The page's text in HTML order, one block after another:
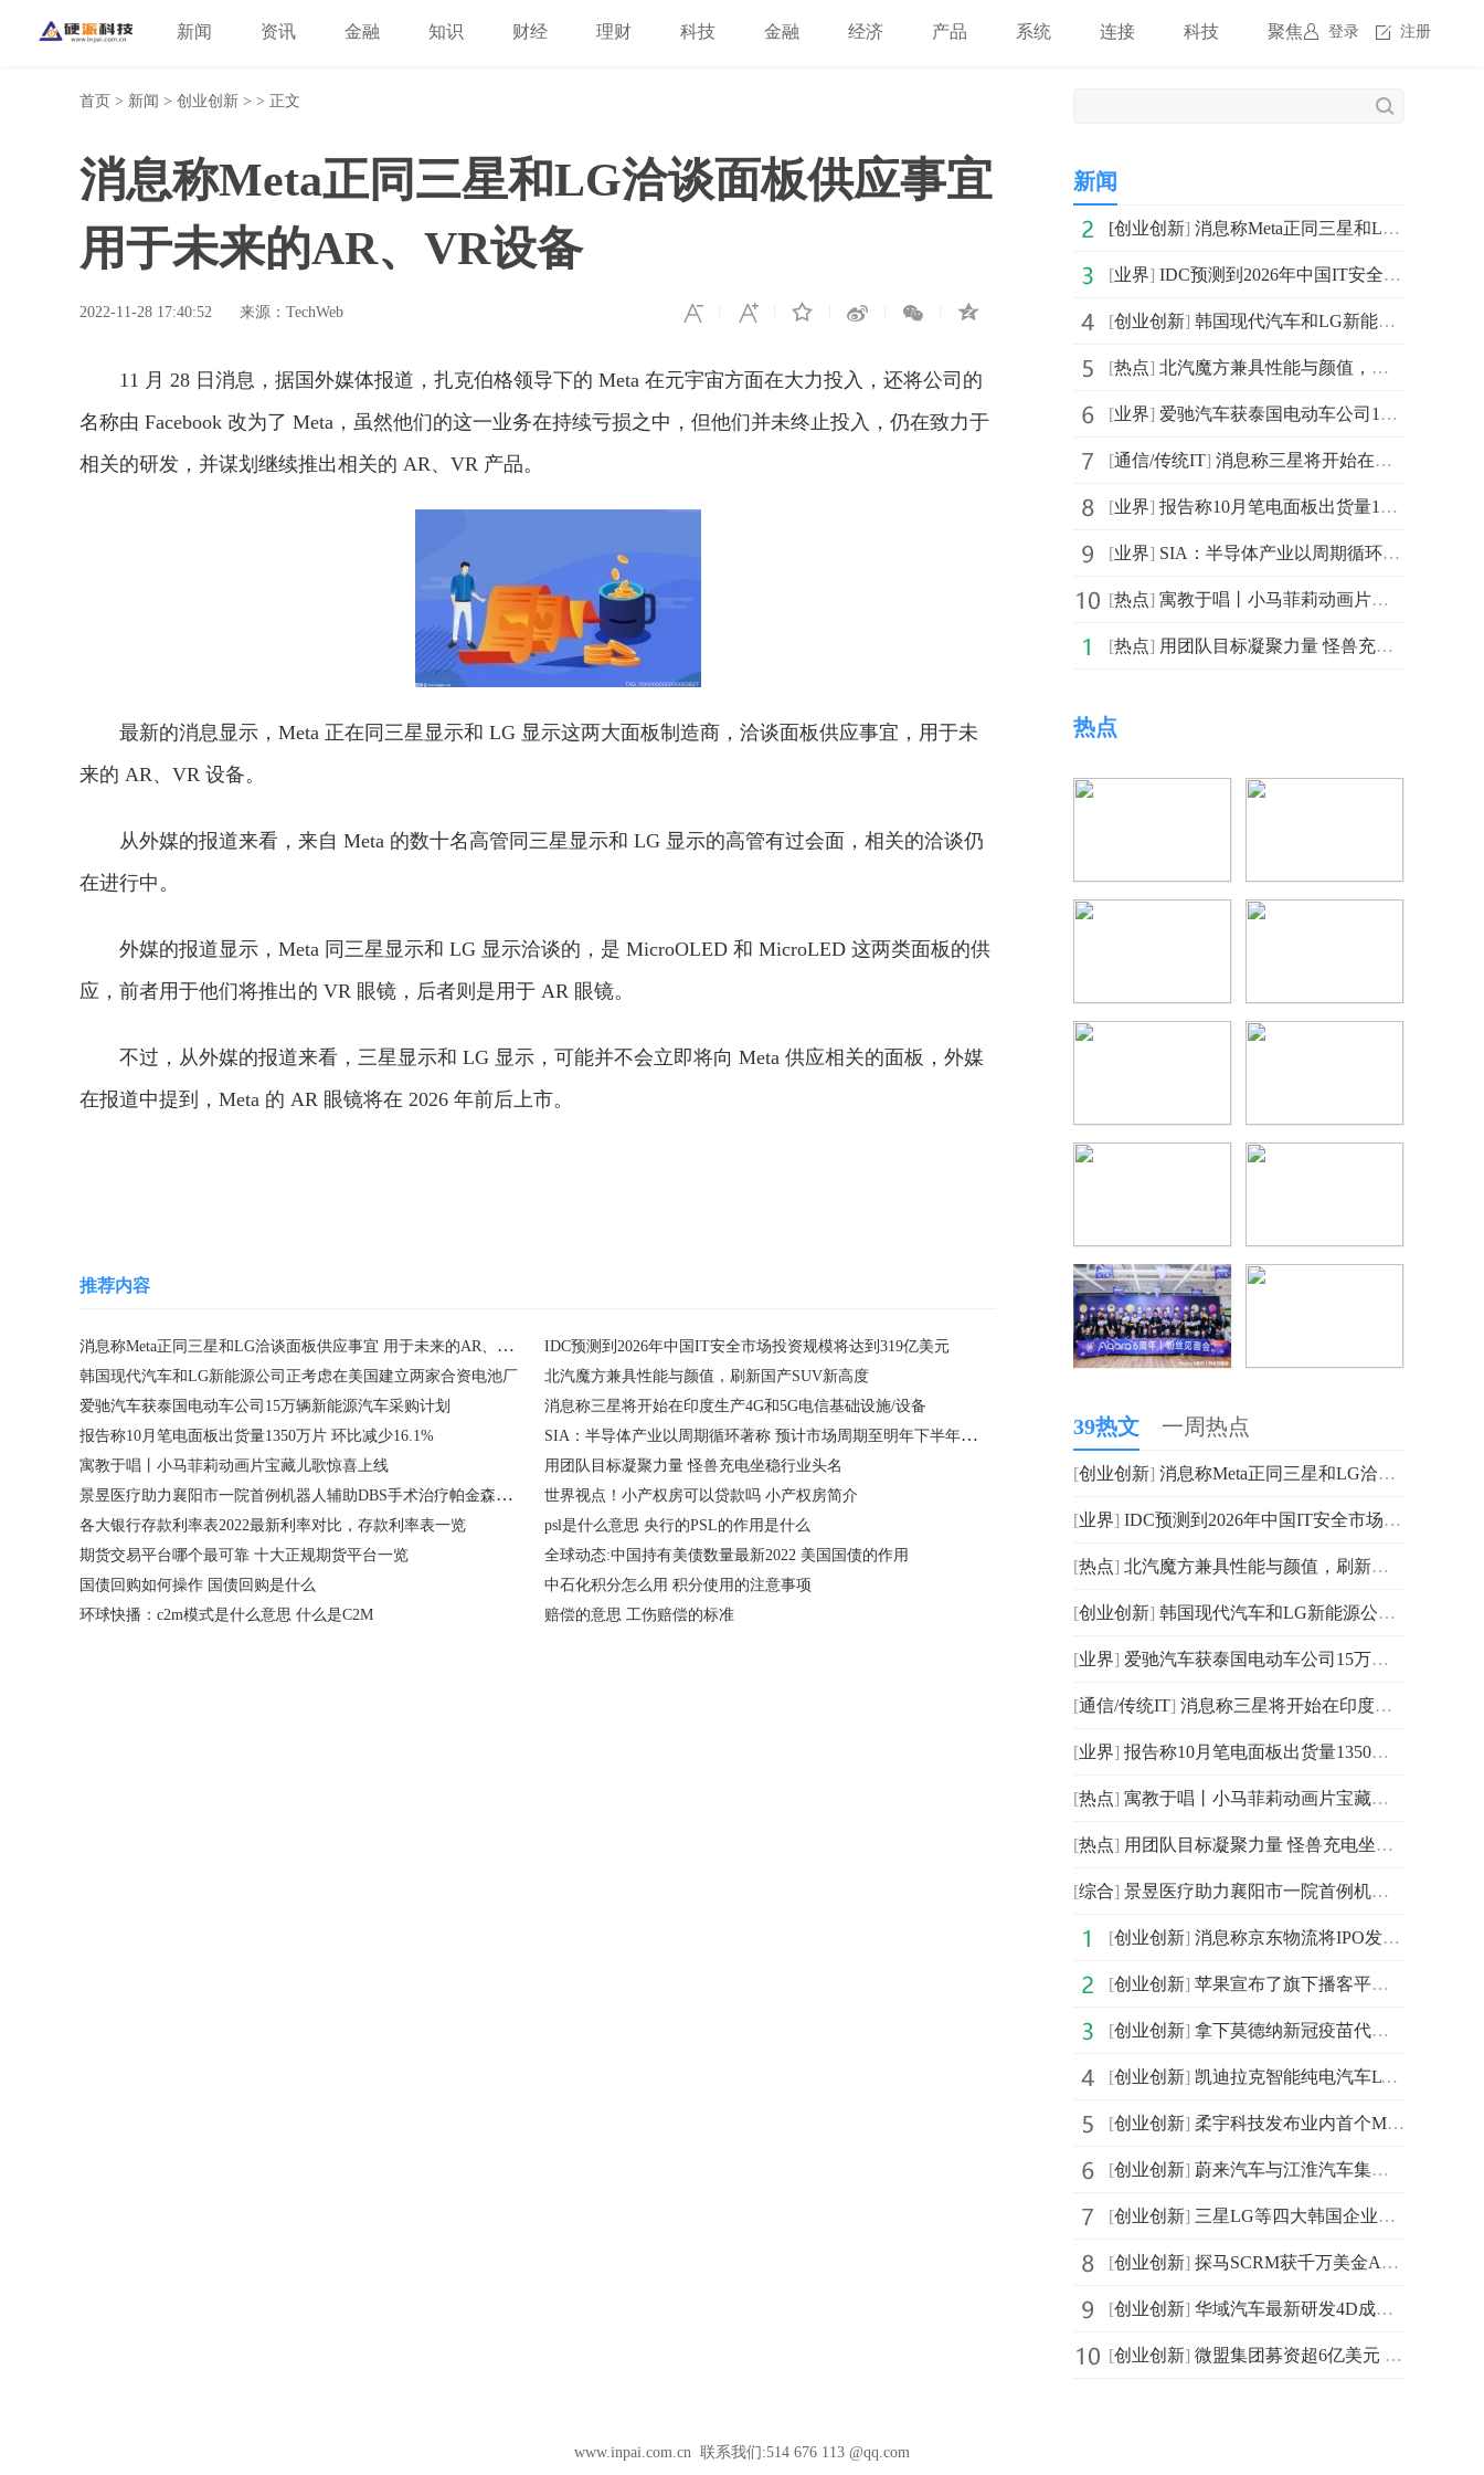
登录 注册
新闻 资讯 金融 知识 财经 理财 科技 金融 经济 产品 系统 连接 科技 聚焦
首页 > 新闻 > 创业创新 > > 正文
消息称Meta正同三星和LG洽谈面板供应事宜
用于未来的AR、VR设备
2022-11-28 17:40:52 来源：TechWeb
11 月 28 日消息，据国外媒体报道，扎克伯格领导下的 Meta 在元宇宙方面在大力投入，还将公司的
名称由 Facebook 改为了 Meta，虽然他们的这一业务在持续亏损之中，但他们并未终止投入，仍在致力于
相关的研发，并谋划继续推出相关的 AR、VR 产品。
最新的消息显示，Meta 正在同三星显示和 LG 显示这两大面板制造商，洽谈面板供应事宜，用于未
来的 AR、VR 设备。
从外媒的报道来看，来自 Meta 的数十名高管同三星显示和 LG 显示的高管有过会面，相关的洽谈仍
在进行中。
外媒的报道显示，Meta 同三星显示和 LG 显示洽谈的，是 MicroOLED 和 MicroLED 这两类面板的供
应，前者用于他们将推出的 VR 眼镜，后者则是用于 AR 眼镜。
不过，从外媒的报道来看，三星显示和 LG 显示，可能并不会立即将向 Meta 供应相关的面板，外媒
在报道中提到，Meta 的 AR 眼镜将在 2026 年前后上市。
推荐内容
消息称Meta正同三星和LG洽谈面板供应事宜 用于未来的AR、VR设备
IDC预测到2026年中国IT安全市场投资规模将达到319亿美元
韩国现代汽车和LG新能源公司正考虑在美国建立两家合资电池厂
北汽魔方兼具性能与颜值，刷新国产SUV新高度
爱驰汽车获泰国电动车公司15万辆新能源汽车采购计划
消息称三星将开始在印度生产4G和5G电信基础设施/设备
报告称10月笔电面板出货量1350万片 环比减少16.1%
SIA：半导体产业以周期循环著称 预计市场周期至明年下半年需求才会反弹
寓教于唱丨小马菲莉动画片宝藏儿歌惊喜上线 用团队目标凝聚力量 怪兽充电坐稳行业头名
景昱医疗助力襄阳市一院首例机器人辅助DBS手术治疗帕金森病成功
世界视点！小产权房可以贷款吗 小产权房简介
各大银行存款利率表2022最新利率对比，存款利率表一览
psl是什么意思 央行的PSL的作用是什么
期货交易平台哪个最可靠 十大正规期货平台一览
全球动态:中国持有美债数量最新2022 美国国债的作用
国债回购如何操作 国债回购是什么
中石化积分怎么用 积分使用的注意事项
环球快播：c2m模式是什么意思 什么是C2M
赔偿的意思 工伤赔偿的标准
新闻
[创业创新] 消息称Meta正同三星和LG洽谈面板供应事宜 用于未来的AR
[业界] IDC预测到2026年中国IT安全市场投资规模将达到319亿美元
[创业创新] 韩国现代汽车和LG新能源公司正考虑在美国建立两家合资电
[热点] 北汽魔方兼具性能与颜值，刷新国产SUV新高度
[业界] 爱驰汽车获泰国电动车公司15万辆新能源汽车采购计划
[通信/传统IT] 消息称三星将开始在印度生产4G和5G电信基础设施/设备
[业界] 报告称10月笔电面板出货量1350万片 环比减少16.1%
[业界] SIA：半导体产业以周期循环著称 预计市场周期至明年下半
[热点] 寓教于唱丨小马菲莉动画片宝藏儿歌惊喜上线
[热点] 用团队目标凝聚力量 怪兽充电坐稳行业头名
热点
39热文 一周热点
[创业创新] 消息称Meta正同三星和LG洽谈面板供应事宜 用于未来的AR
[业界] IDC预测到2026年中国IT安全市场投资规模将达到319亿美元
[热点] 北汽魔方兼具性能与颜值，刷新国产SUV新高度
[创业创新] 韩国现代汽车和LG新能源公司正考虑在美国建立两家合资电
[业界] 爱驰汽车获泰国电动车公司15万辆新能源汽车采购计划
[通信/传统IT] 消息称三星将开始在印度生产4G和5G电信基础设施/设备
[业界] 报告称10月笔电面板出货量1350万片 环比减少16.1%
[热点] 寓教于唱丨小马菲莉动画片宝藏儿歌惊喜上线
[热点] 用团队目标凝聚力量 怪兽充电坐稳行业头名
[综合] 景昱医疗助力襄阳市一院首例机器人辅助DBS手术治疗帕金森
[创业创新] 消息称京东物流将IPO发行价定为40.36港元/股 位于招股价
[创业创新] 苹果宣布了旗下播客平台新的会员推广计划 和此前预计的
[创业创新] 拿下莫德纳新冠疫苗代工合同 三星生物制剂股价在今天早
[创业创新] 凯迪拉克智能纯电汽车LYRIQ进入量产车测试阶段
[创业创新] 柔宇科技发布业内首个Micro-LED弹力柔性屏技术 支持扭曲
[创业创新] 蔚来汽车与江淮汽车集团签订制造合同 将继续生产ES8、ES
[创业创新] 三星LG等四大韩国企业宣布对美投资计划 投资总规模将达
[创业创新] 探马SCRM获千万美金A轮融资 将主要用于产品创新、市场开
[创业创新] 华域汽车最新研发4D成像毫米波雷达预计在今年四季度具备
[创业创新] 微盟集团募资超6亿美元 将用于提升综合研发实力等
www.inpai.com.cn 联系我们:514 676 113 @qq.com